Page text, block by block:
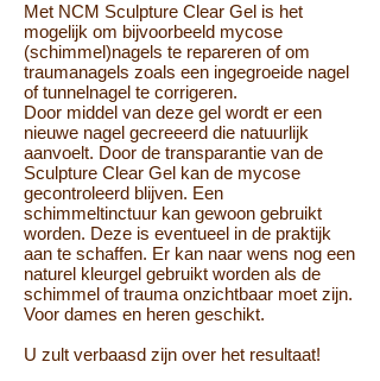
Met NCM Sculpture Clear Gel is het
mogelijk om bijvoorbeeld mycose
(schimmel)nagels te repareren of om
traumanagels zoals een ingegroeide nagel
of tunnelnagel te corrigeren.
Door middel van deze gel wordt er een
nieuwe nagel gecreeerd die natuurlijk
aanvoelt. Door de transparantie van de
Sculpture Clear Gel kan de mycose
gecontroleerd blijven. Een
schimmeltinctuur kan gewoon gebruikt
worden. Deze is eventueel in de praktijk
aan te schaffen. Er kan naar wens nog een
naturel kleurgel gebruikt worden als de
schimmel of trauma onzichtbaar moet zijn.
Voor dames en heren geschikt.
U zult verbaasd zijn over het resultaat!